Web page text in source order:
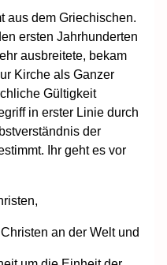
aus dem Griechischen.
ersten Jahrhunderten
ausbreitete, bekam
Kirche als Ganzer
Gültigkeit
in erster Linie durch
der
Ihr geht es vor
an der Welt und